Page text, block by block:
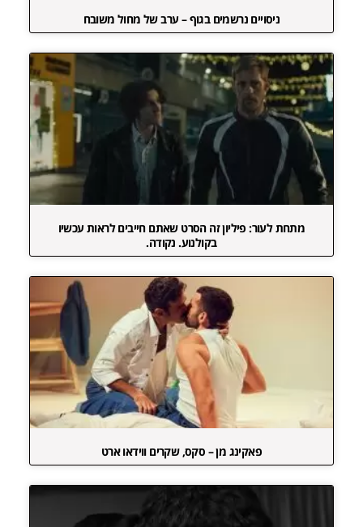
ניסויים נרשמים בגוף – ערב של מחול משובח
מתחת לעור: פיליון זה הסרט שאתם חייבים לראות עכשיו
בקולנוע. נקודה.
פאקינג מן – סקס, שקרים ווידאו ארט